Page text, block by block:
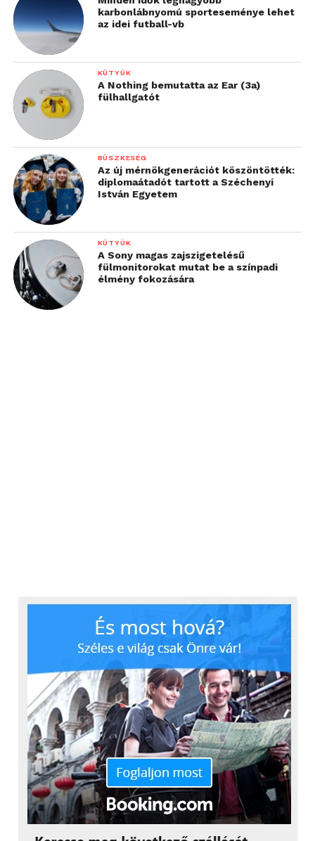
karbonlábnyomú sporteseménye lehet
az idei futball-vb
KÜTYÜK
A Nothing bemutatta az Ear (3a)
fülhallgatót
BÜSZKESÉG
Az új mérnökgenerációt köszöntötték:
diplomaátadót tartott a Széchenyi
István Egyetem
KÜTYÜK
A Sony magas zajszigetelésű
fülmonitorokat mutat be a színpadi
élmény fokozására